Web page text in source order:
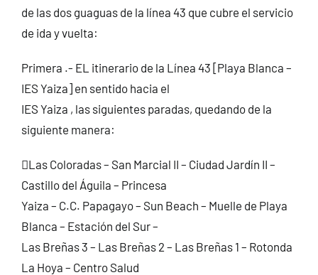
de las dos guaguas de la línea 43 que cubre el servicio
de ida y vuelta:
Primera .- EL itinerario de la Línea 43 [Playa Blanca –
IES Yaiza] en sentido hacia el
IES Yaiza , las siguientes paradas, quedando de la
siguiente manera:
Las Coloradas – San Marcial II – Ciudad Jardín II –
Castillo del Águila – Princesa
Yaiza – C.C. Papagayo – Sun Beach – Muelle de Playa
Blanca – Estación del Sur –
Las Breñas 3 – Las Breñas 2 – Las Breñas 1 – Rotonda
La Hoya – Centro Salud